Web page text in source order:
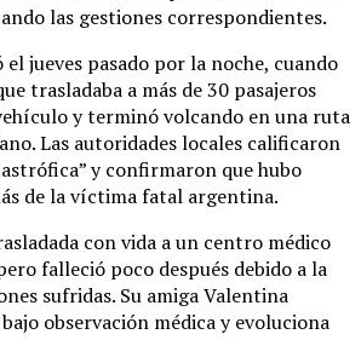
las gestiones correspondientes.
jueves pasado por la noche, cuando
trasladaba a más de 30 pasajeros
y terminó volcando en una ruta
Las autoridades locales calificaron
y confirmaron que hubo
de la víctima fatal argentina.
con vida a un centro médico
falleció poco después debido a la
sufridas. Su amiga Valentina
observación médica y evoluciona